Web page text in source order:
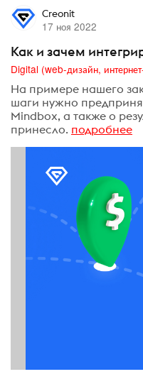
Creonit
17 ноя 2022
Как и зачем
На примере нашего
шаги нужно
Mindbox, а также о
принесло. подробнее